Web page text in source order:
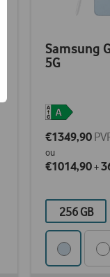
Samsung
5G
€1349,90
ou
€1014,90+
256 GB